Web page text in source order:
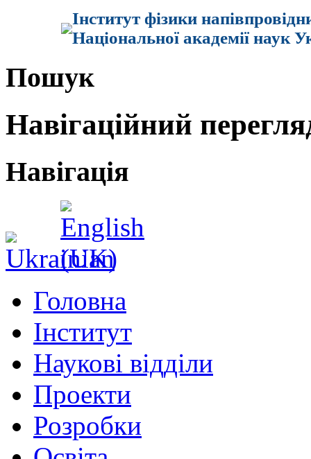
Інститут фізики
Національної академії наук
Пошук
Навігаційний
Навігація
Головна
Інститут
Наукові відділи
Проекти
Розробки